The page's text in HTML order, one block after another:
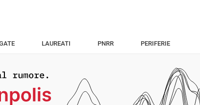
LAUREATI PNRR PERIFERIE